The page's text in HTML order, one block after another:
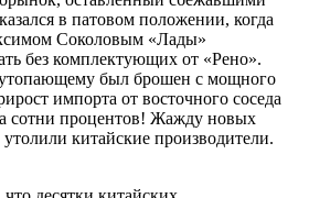
в патовом положении, когда
Соколовым «Лады»
без комплектующих от «Рено».
был брошен с мощного
импорта от восточного соседа
сотни процентов! Жажду новых
китайские производители.